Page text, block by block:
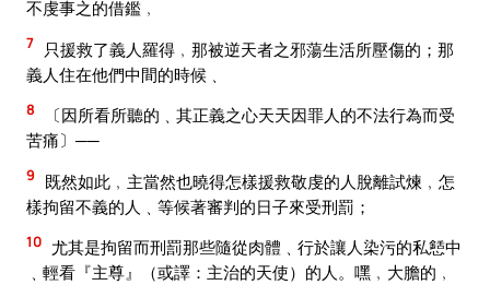
不虔事之的借鑑﹐
7
只援救了義人羅得﹐那被逆天者之邪蕩生活所壓傷的；那
義人住在他們中間的時候﹑
8
〔因所看所聽的﹑其正義之心天天因罪人的不法行為而受
苦痛〕──
9
既然如此﹐主當然也曉得怎樣援救敬虔的人脫離試煉﹐怎
樣拘留不義的人﹑等候著審判的日子來受刑罰；
10 尤其是拘留而刑罰那些隨從肉體﹑行於讓人染污的私懖中
﹑輕看『主尊』（或譯：主治的天使）的人。嘿﹐大膽的﹐